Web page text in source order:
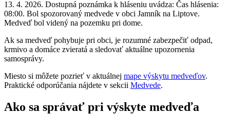
13. 4. 2026. Dostupná poznámka k hláseniu uvádza: Čas hlásenia:
08:00. Bol spozorovaný medvede v obci Jamník na Liptove.
Medveď bol videný na pozemku pri dome.
Ak sa medveď pohybuje pri obci, je rozumné zabezpečiť odpad,
krmivo a domáce zvieratá a sledovať aktuálne upozornenia
samosprávy.
Miesto si môžete pozrieť v aktuálnej mape výskytu medveďov.
Praktické odporúčania nájdete v sekcii Medvede.
Ako sa správať pri výskyte medveďa